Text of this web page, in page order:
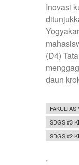
Inovasi
(D4)
daun
FAKULTAS
SDGS #3
SDGS #2